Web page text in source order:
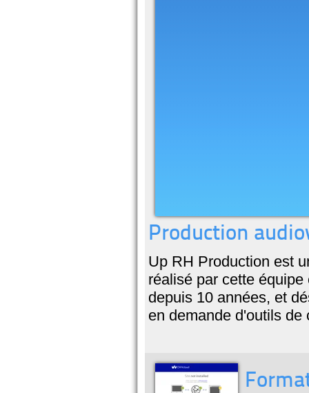
Production
Up RH Production est
réalisé par cette
depuis 10 années, et
en demande d'outils de